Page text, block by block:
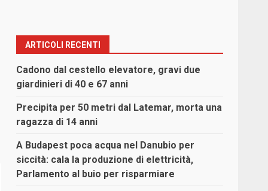
ARTICOLI RECENTI
Cadono dal cestello elevatore, gravi due
giardinieri di 40 e 67 anni
Precipita per 50 metri dal Latemar, morta una
ragazza di 14 anni
A Budapest poca acqua nel Danubio per
siccità: cala la produzione di elettricità,
Parlamento al buio per risparmiare